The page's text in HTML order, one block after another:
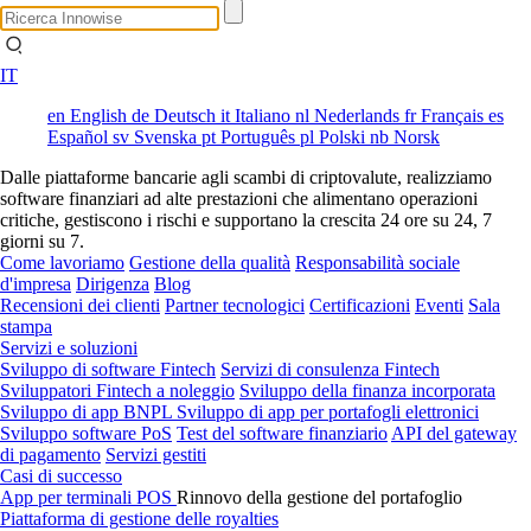
IT
en English de Deutsch it Italiano nl Nederlands frFrançais es
Español sv Svenska pt Português pl Polski nb Norsk
Dalle piattaforme bancarie agli scambi di criptovalute, realizziamo
software finanziari ad alte prestazioni che alimentano operazioni
critiche, gestiscono i rischi e supportano la crescita 24 ore su 24, 7
giorni su 7.
Come lavoriamo Gestione della qualità Responsabilità sociale
d'impresa Dirigenza Blog
Recensioni dei clienti Partner tecnologici Certificazioni Eventi Sala
stampa
Servizi e soluzioni
Sviluppo di software Fintech Servizi di consulenza Fintech
Sviluppatori Fintech a noleggio Sviluppo della finanza incorporata
Sviluppo di app BNPL Sviluppo di app per portafogli elettronici
Sviluppo software PoS Test del software finanziario API del gateway
di pagamento Servizi gestiti
Casi di successo
App per terminali POS Rinnovo della gestione del portafoglio
Piattaforma di gestione delle royalties